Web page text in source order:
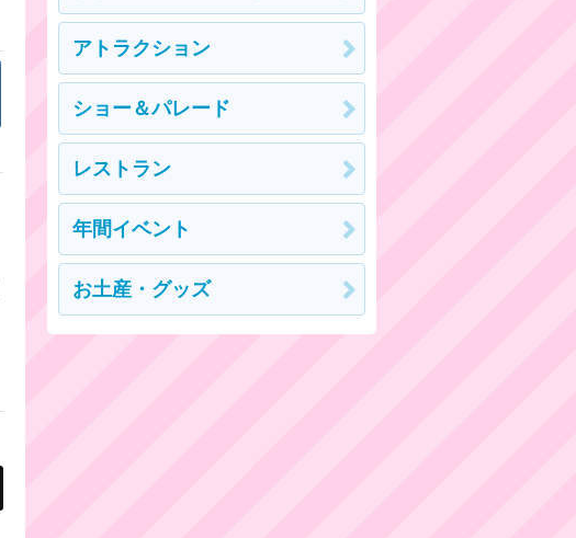
アトラクション
ショー＆パレード
レストラン
年間イベント
お土産・グッズ